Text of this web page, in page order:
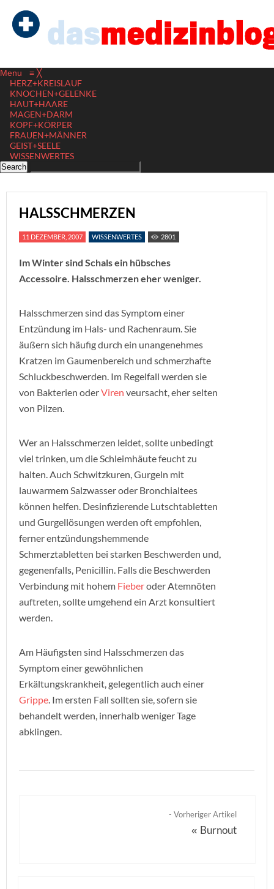
Menu ≡ ╳
HERZ+KREISLAUF
KNOCHEN+GELENKE
HAUT+HAARE
MAGEN+DARM
KOPF+KÖRPER
FRAUEN+MÄNNER
GEIST+SEELE
WISSENWERTES
HALSSCHMERZEN
11 DEZEMBER, 2007 WISSENWERTES 2801
Im Winter sind Schals ein hübsches
Accessoire. Halsschmerzen eher weniger.
Halsschmerzen sind das Symptom einer
Entzündung im Hals- und Rachenraum. Sie
äußern sich häufig durch ein unangenehmes
Kratzen im Gaumenbereich und schmerzhafte
Schluckbeschwerden. Im Regelfall werden sie
von Bakterien oderViren veursacht, eher selten
von Pilzen.
Wer an Halsschmerzen leidet, sollte unbedingt
viel trinken, um die Schleimhäute feucht zu
halten. Auch Schwitzkuren, Gurgeln mit
lauwarmem Salzwasser oder Bronchialtees
können helfen. Desinfizierende Lutschtabletten
und Gurgellösungen werden oft empfohlen,
ferner entzündungshemmende
Schmerztabletten bei starken Beschwerden und,
gegenenfalls, Penicillin. Falls die Beschwerden
Verbindung mit hohem Fieberoder Atemnöten
auftreten, sollte umgehend ein Arzt konsultiert
werden.
Am Häufigsten sind Halsschmerzen das
Symptom einer gewöhnlichen
Erkältungskrankheit, gelegentlich auch einer
Grippe. Im ersten Fall sollten sie, sofern sie
behandelt werden, innerhalb weniger Tage
abklingen.
- Vorheriger Artikel
« Burnout